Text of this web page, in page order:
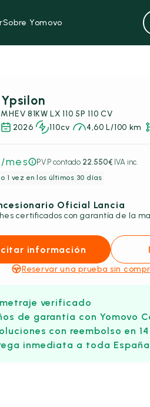
Sobre Yomovo
81KW LX 110 5P 110 CV
2026 110cv 4,60 L/100 km
/mes P.V.P contado 22.550€ IVA inc.
1 vez en los últimos 30 días
Oficial Lancia
certificados con garantía de la
información
Reservar una prueba sin
verificado
de garantía con Yomovo
con reembolso en
inmediata a toda España